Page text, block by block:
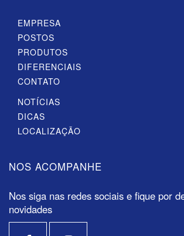
EMPRESA
POSTOS
PRODUTOS
DIFERENCIAIS
CONTATO
NOTÍCIAS
DICAS
LOCALIZAÇÃO
NOS ACOMPANHE
Nos siga nas redes sociais e fique por
novidades